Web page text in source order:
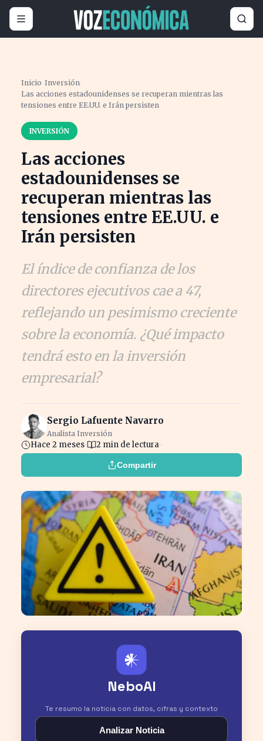
Inicio ›Inversión›
Las acciones estadounidenses se recuperan mientras las
tensiones entre EE.UU. e Irán persisten
INVERSIÓN
Las acciones
estadounidenses se
recuperan mientras las
tensiones entre EE.UU. e
Irán persisten
El índice de confianza de los
directores ejecutivos cae a 47,
reflejando un pesimismo creciente
sobre la economía. ¿Qué impacto
tendrá esto en la inversión
empresarial?
Sergio Lafuente Navarro
Analista Inversión
Hace 2 meses 2 min de lectura
Compartir
𒀭
NeboAI
Te resumo la noticia con datos, cifras y contexto
Analizar Noticia